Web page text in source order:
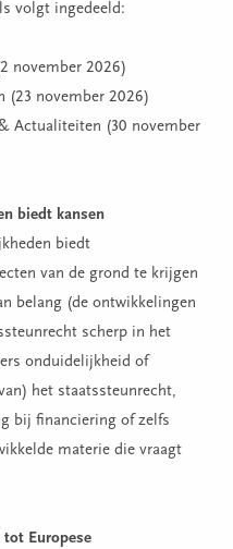
volgt ingedeeld:
november 2026)
(23 november 2026)
Actualiteiten (30 november
biedt kansen
biedt
van de grond te krijgen
belang (de ontwikkelingen
scherp in het
onduidelijkheid of
het staatssteunrecht,
bij financiering of zelfs
materie die vraagt
Europese